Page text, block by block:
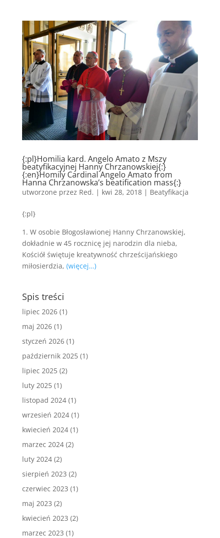
{:pl}Homilia kard. Angelo Amato z Mszy
beatyfikacyjnej Hanny Chrzanowskiej{:}
{:en}Homily Cardinal Angelo Amato from
Hanna Chrzanowska’s beatification mass{:}
utworzone przez Red. | kwi 28, 2018| Beatyfikacja
{:pl}
1. W osobie Błogosławionej Hanny Chrzanowskiej,
dokładnie w 45 rocznicę jej narodzin dla nieba,
Kościół świętuje kreatywność chrześcijańskiego
miłosierdzia, (więcej…)
Spis treści
lipiec 2026(1)
maj 2026(1)
styczeń 2026(1)
październik 2025(1)
lipiec 2025(2)
luty 2025(1)
listopad 2024(1)
wrzesień 2024(1)
kwiecień 2024(1)
marzec 2024(2)
luty 2024(2)
sierpień 2023 (2)
czerwiec 2023 (1)
maj 2023 (2)
kwiecień 2023 (2)
marzec 2023 (1)